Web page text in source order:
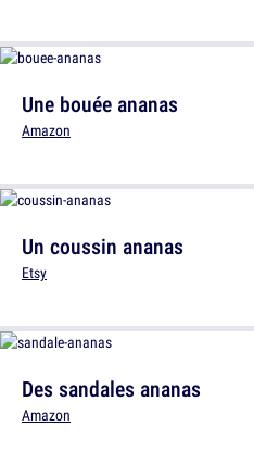
Un coussin ananas
Etsy
Une bouée ananas
Amazon
Des sandales ananas
Amazon